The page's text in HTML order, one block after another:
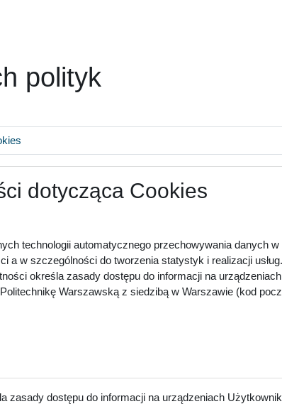
polityk
dotycząca Cookies
technologii automatycznego przechowywania danych
a w szczególności do tworzenia statystyk i realizacji
określa zasady dostępu do informacji na
Warszawską z siedzibą w Warszawie (kod
zasady dostępu do informacji na urządzeniach